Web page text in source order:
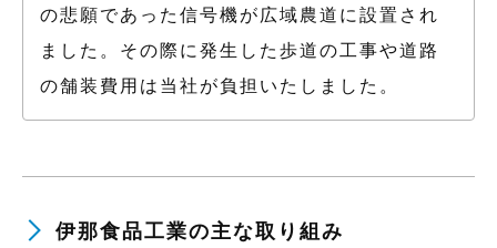
の悲願であった信号機が広域農道に設置され
ました。その際に発生した歩道の工事や道路
の舗装費用は当社が負担いたしました。
伊那食品工業の主な取り組み